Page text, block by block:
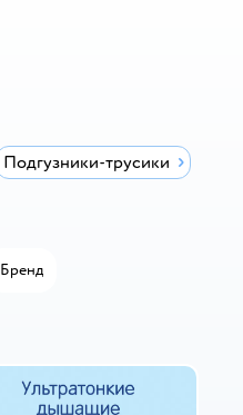
Подгузники-трусики
Бренд